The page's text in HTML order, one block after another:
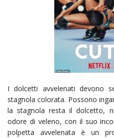
I dolcetti avvelenati devono
stagnola colorata. Possono
la stagnola resta il dolcetto,
odore di veleno, con il suo
polpetta avvelenata è un